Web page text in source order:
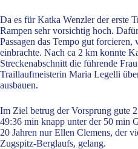
Da es für Katka Wenzler der erste
Rampen sehr vorsichtig hoch.
Passagen das Tempo gut
einbrachte. Nach ca 2 km konnte
Streckenabschnitt die führende
Traillaufmeisterin Maria Legelli
ausbauen.
Im Ziel betrug der Vorsprung gute
49:36 min knapp unter der 50 min
20 Jahren nur Ellen Clemens, der
Zugspitz-Berglaufs, gelang.